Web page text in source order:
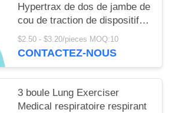
Hypertrax de dos de jambe de
cou de traction de dispositif
de manuel cervical médical
gonflable à la maison
$2.50 - $3.20/pieces MOQ:10
CONTACTEZ-NOUS
3 boule Lung Exerciser
Medical respiratoire respirant